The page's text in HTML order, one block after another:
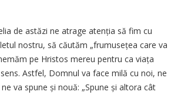
de astăzi ne atrage atenția să fim cu
nostru, să căutăm „frumusețea care va
pe Hristos mereu pentru ca viața
Astfel, Domnul va face milă cu noi, ne
va spune și nouă: „Spune și altora cât